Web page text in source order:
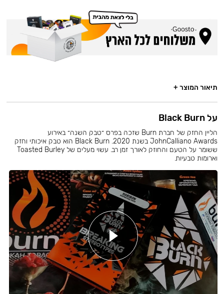
תיאור המוצר +
על Black Burn
הליין החזק של חברת Burn שזכה בפרס ״טבק השנה״ באירוע
JohnCalliano Awards בשנת 2020. Black Burn הוא טבק איכותי וחזק
ששומר על הטעם והחוזק לאורך זמן רב. עשוי מעלים של Toasted Burley
וארומות טבעיות.